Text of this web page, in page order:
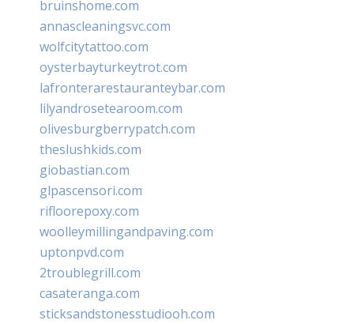
bruinshome.com
annascleaningsvc.com
wolfcitytattoo.com
oysterbayturkeytrot.com
lafronterarestauranteybar.com
lilyandrosetearoom.com
olivesburgberrypatch.com
theslushkids.com
giobastian.com
glpascensori.com
rifloorepoxy.com
woolleymillingandpaving.com
uptonpvd.com
2troublegrill.com
casateranga.com
sticksandstonesstudiooh.com